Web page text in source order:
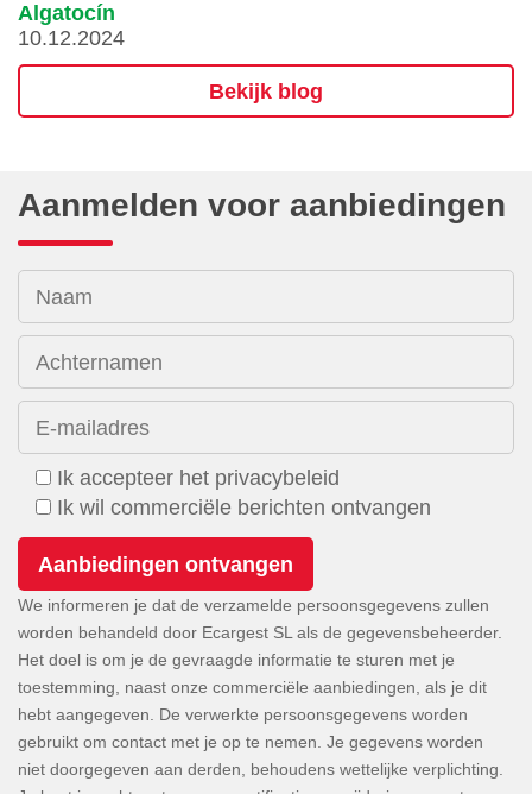
Algatocín
10.12.2024
Bekijk blog
Aanmelden voor aanbiedingen
Naam
Achternamen
E-mailadres
Ik accepteer het privacybeleid
Ik wil commerciële berichten ontvangen
We informeren je dat de verzamelde persoonsgegevens zullen
worden behandeld door Ecargest SL als de gegevensbeheerder.
Het doel is om je de gevraagde informatie te sturen met je
toestemming, naast onze commerciële aanbiedingen, als je dit
hebt aangegeven. De verwerkte persoonsgegevens worden
gebruikt om contact met je op te nemen. Je gegevens worden
niet doorgegeven aan derden, behoudens wettelijke verplichting.